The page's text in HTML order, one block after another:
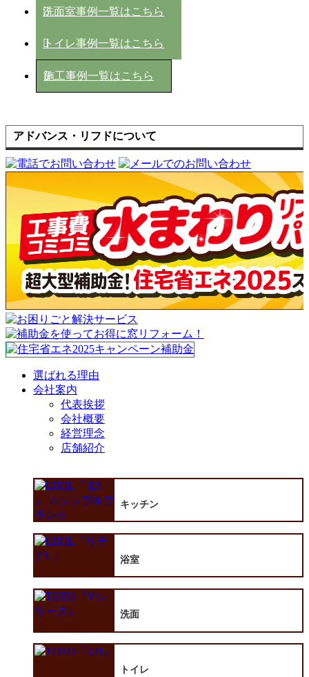
洗面室事例一覧はこちら
トイレ事例一覧はこちら
施工事例一覧はこちら
アドバンス・リフドについて
選ばれる理由
会社案内
代表挨拶
会社概要
経営理念
店舗紹介
キッチン
浴室
洗面
トイレ